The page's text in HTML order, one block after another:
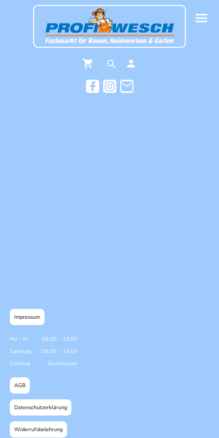
Impressum
Mo – Fr 08:00 – 19:00
Samstag
08:00 – 16:00
Sonntag
Geschlossen
AGB
Datenschutzerklärung
Widerrufsbelehrung